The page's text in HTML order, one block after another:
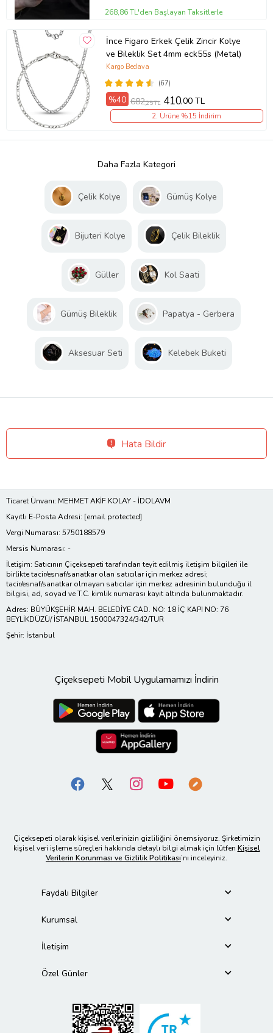
268,86 TL'den Başlayan Taksitlerle
İnce Figaro Erkek Çelik Zincir Kolye
ve Bileklik Set 4mm eck55s (Metal)
(67)
Kargo Bedava
%40 682,25 TL 410,00 TL
2. Ürüne %15 İndirim
Daha Fazla Kategori
Çelik Kolye Gümüş Kolye
Bijuteri Kolye Çelik Bileklik
Güller Kol Saati
Gümüş Bileklik Papatya - Gerbera
Aksesuar Seti Kelebek Buketi
Hata Bildir
Ticaret Ünvanı: MEHMET AKİF KOLAY - İDOLAVM
Kayıtlı E-Posta Adresi: [email protected]
Vergi Numarası: 5750188579
Mersis Numarası: -
İletişim: Satıcının Çiçeksepeti tarafından teyit edilmiş iletişim bilgileri ile
birlikte tacir/esnaf/sanatkar olan satıcılar için merkez adresi;
tacir/esnaf/sanatkar olmayan satıcılar için merkez adresinin bulunduğu il
bilgisi, ad, soyad ve T.C. kimlik numarası kayıt altında bulunmaktadır.
Adres: BÜYÜKŞEHİR MAH. BELEDİYE CAD. NO: 18 İÇ KAPI NO: 76
BEYLİKDÜZÜ/ İSTANBUL 1500047324/342/TUR
Şehir: İstanbul
Çiçeksepeti Mobil Uygulamamızı İndirin
Çiçeksepeti olarak kişisel verilerinizin gizliliğini önemsiyoruz. Şirketimizin
kişisel veri işleme süreçleri hakkında detaylı bilgi almak için lütfen Kişisel
Verilerin Korunması ve Gizlilik Politikası’nı inceleyiniz.
Faydalı Bilgiler
Kurumsal
İletişim
Özel Günler